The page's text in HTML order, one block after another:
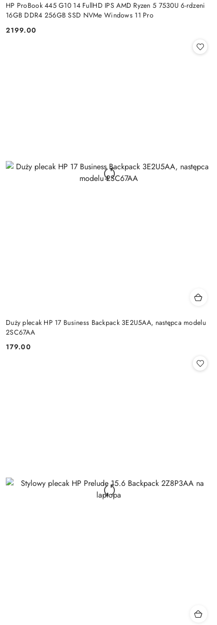
HP ProBook 445 G10 14 FullHD IPS AMD Ryzen 5 7530U 6-rdzeni
16GB DDR4 256GB SSD NVMe Windows 11 Pro
Cena:
2199.00
Duży plecak HP 17 Business Backpack 3E2U5AA, następca modelu
2SC67AA
Cena:
179.00